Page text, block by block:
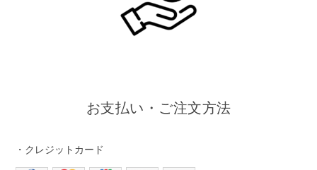
お支払い・ご注文方法
・クレジットカード